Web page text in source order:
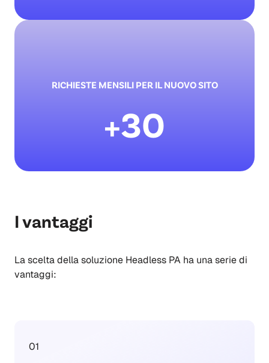
RICHIESTE MENSILI PER IL NUOVO SITO
+30
I vantaggi
La scelta della soluzione Headless PA ha una serie di
vantaggi:
01